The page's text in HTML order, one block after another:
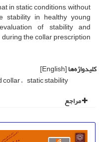
in static conditions, without
stability in healthy young
of stability and
the collar prescription
کلیدواژه‌ها[English]
collar static stability
مراجع